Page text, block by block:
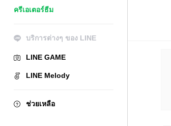
ครีเอเตอร์ธีม
บริการต่างๆ ของ LINE
LINE GAME
LINE Melody
ช่วยเหลือ